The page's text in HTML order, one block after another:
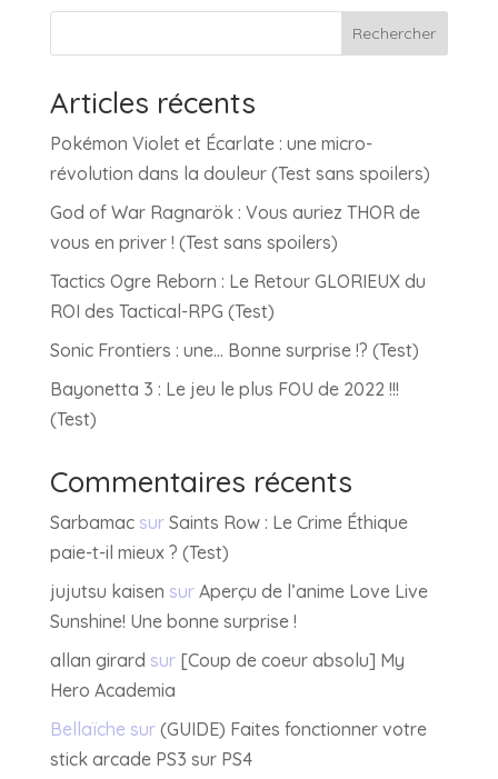
Rechercher
Articles récents
Pokémon Violet et Écarlate : une micro-
révolution dans la douleur (Test sans spoilers)
God of War Ragnarök : Vous auriez THOR de
vous en priver ! (Test sans spoilers)
Tactics Ogre Reborn : Le Retour GLORIEUX du
ROI des Tactical-RPG (Test)
Sonic Frontiers : une… Bonne surprise !? (Test)
Bayonetta 3 : Le jeu le plus FOU de 2022 !!!
(Test)
Commentaires récents
Sarbamacsur Saints Row : Le Crime Éthique
paie-t-il mieux ? (Test)
jujutsu kaisen sur Aperçu de l’anime Love Live
Sunshine! Une bonne surprise !
allan girard sur [Coup de coeur absolu] My
Hero Academia
Bellaïche sur (GUIDE) Faites fonctionner votre
stick arcade PS3 sur PS4